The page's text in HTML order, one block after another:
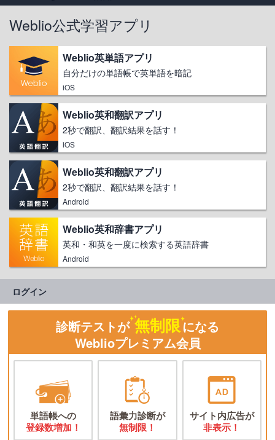
Weblio公式学習アプリ
Weblio英単語アプリ
自分だけの単語帳で英単語を暗記
iOS
Weblio英和翻訳アプリ
2秒で翻訳、翻訳結果を話す！
iOS
Weblio英和翻訳アプリ
2秒で翻訳、翻訳結果を話す！
Android
Weblio英和辞書アプリ
英和・和英を一度に検索する英語辞書
Android
ログイン
診断テストが 無制限になる
Weblioプレミアム会員
単語帳への
登録数増加！
語彙力診断が
無制限！
サイト内広告が
非表示！